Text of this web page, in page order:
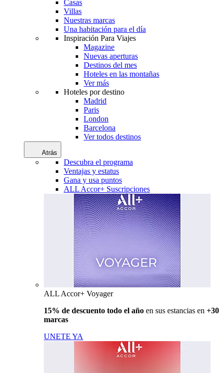
Casas
Villas
Nuestras marcas
Una habitación para el día
Inspiración Para Viajes
Magazine
Nuevas aperturas
Destinos del mes
Hoteles en las montañas
Ver más
Hoteles por destino
Madrid
Paris
London
Barcelona
Ver todos destinos
Atrás
Descubra el programa
Ventajas y estatus
Gana y usa puntos
ALL Accor+ Suscripciones
ALL Accor+ Voyager
15% de descuento todo el año en sus estancias en +30
marcas
UNETE YA